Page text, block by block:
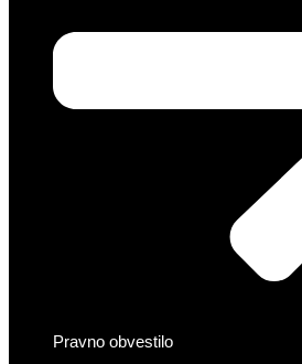
Pravno obvestilo